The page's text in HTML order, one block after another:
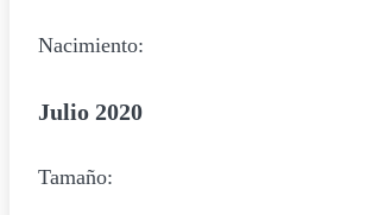
Nacimiento:
Julio 2020
Tamaño: